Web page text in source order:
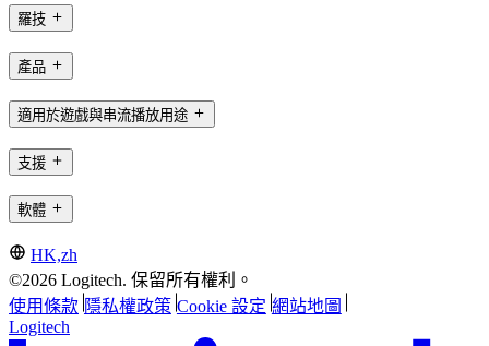
羅技
產品
適用於遊戲與串流播放用途
支援
軟體
HK,zh
©2026 Logitech. 保留所有權利。
使用條款 隱私權政策 Cookie 設定 網站地圖
Logitech